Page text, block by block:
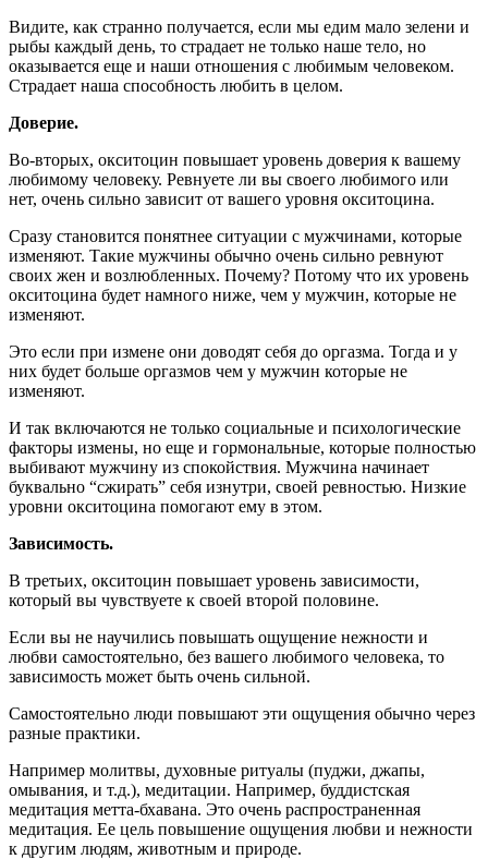
Видите, как странно получается, если мы едим мало зелени и
рыбы каждый день, то страдает не только наше тело, но
оказывается еще и наши отношения с любимым человеком.
Страдает наша способность любить в целом.
Доверие.
Во-вторых, окситоцин повышает уровень доверия к вашему
любимому человеку. Ревнуете ли вы своего любимого или
нет, очень сильно зависит от вашего уровня окситоцина.
Сразу становится понятнее ситуации с мужчинами, которые
изменяют. Такие мужчины обычно очень сильно ревнуют
своих жен и возлюбленных. Почему? Потому что их уровень
окситоцина будет намного ниже, чем у мужчин, которые не
изменяют.
Это если при измене они доводят себя до оргазма. Тогда и у
них будет больше оргазмов чем у мужчин которые не
изменяют.
И так включаются не только социальные и психологические
факторы измены, но еще и гормональные, которые полностью
выбивают мужчину из спокойствия. Мужчина начинает
буквально “сжирать” себя изнутри, своей ревностью. Низкие
уровни окситоцина помогают ему в этом.
Зависимость.
В третьих, окситоцин повышает уровень зависимости,
который вы чувствуете к своей второй половине.
Если вы не научились повышать ощущение нежности и
любви самостоятельно, без вашего любимого человека, то
зависимость может быть очень сильной.
Самостоятельно люди повышают эти ощущения обычно через
разные практики.
Например молитвы, духовные ритуалы (пуджи, джапы,
омывания, и т.д.), медитации. Например, буддистская
медитация метта-бхавана. Это очень распространенная
медитация. Ее цель повышение ощущения любви и нежности
к другим людям, животным и природе.